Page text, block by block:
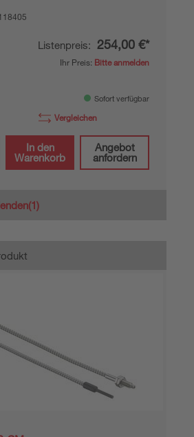
Listenpreis: 254,00 €*
Ihr Preis: Bitte anmelden
Sofort verfügbar
Vergleichen
In den
Warenkorb
Angebot
anfordern
(1)